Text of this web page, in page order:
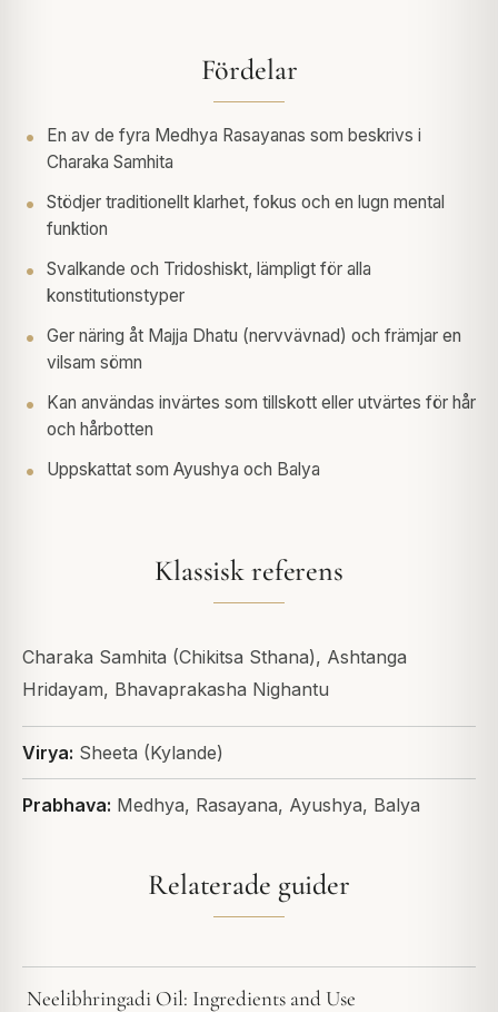
Fördelar
En av de fyra Medhya Rasayanas som beskrivs i
Charaka Samhita
Stödjer traditionellt klarhet, fokus och en lugn mental
funktion
Svalkande och Tridoshiskt, lämpligt för alla
konstitutionstyper
Ger näring åt Majja Dhatu (nervvävnad) och främjar en
vilsam sömn
Kan användas invärtes som tillskott eller utvärtes för hår
och hårbotten
Uppskattat som Ayushya och Balya
Klassisk referens
Charaka Samhita (Chikitsa Sthana), Ashtanga
Hridayam, Bhavaprakasha Nighantu
Virya: Sheeta (Kylande)
Prabhava: Medhya, Rasayana, Ayushya, Balya
Relaterade guider
Neelibhringadi Oil: Ingredients and Use